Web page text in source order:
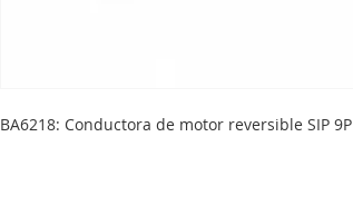
BA6218: Conductora de motor reversible SIP 9P